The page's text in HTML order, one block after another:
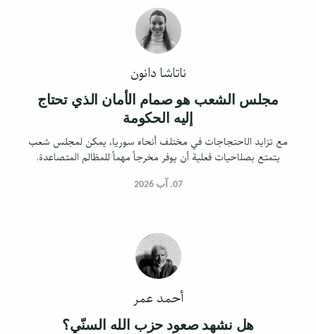
ناتاشا دانون
مجلس الشعب هو صمام الأمان الذي تحتاج
إليه الحكومة
مع تزايد الاحتجاجات في مختلف أنحاء سوريا، يمكن لمجلس شعب
يتمتع بصلاحيات فعلية أن يوفر مخرجاً مهماً للمظالم المتصاعدة.
07. آب 2026
أحمد عمر
هل نشهد صعود حزب الله السنّي؟